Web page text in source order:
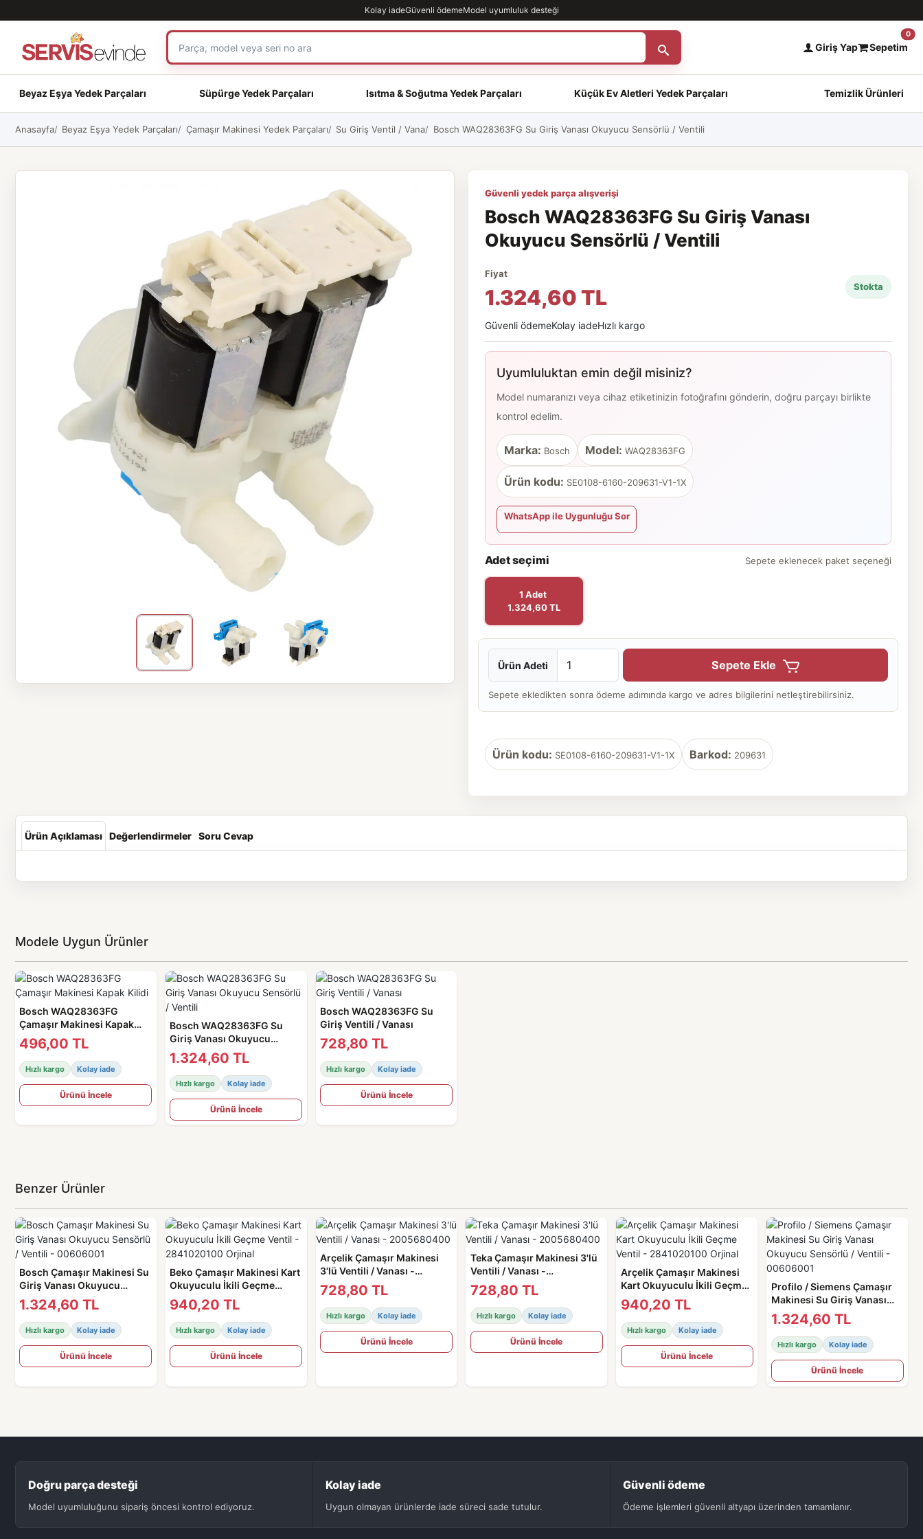
Kolay iadeGüvenli ödemeModel uyumluluk desteği
Giriş Yap Sepetim
0
Beyaz Eşya Yedek Parçaları Süpürge Yedek Parçaları Isıtma & Soğutma Yedek Parçaları Küçük Ev Aletleri Yedek Parçaları Temizlik Ürünleri
Anasayfa Beyaz Eşya Yedek Parçaları Çamaşır Makinesi Yedek Parçaları Su Giriş Ventil / Vana Bosch WAQ28363FG Su Giriş Vanası Okuyucu Sensörlü / Ventili
Güvenli yedek parça alışverişi
Bosch WAQ28363FG Su Giriş Vanası
Okuyucu Sensörlü / Ventili
Fiyat
1.324,60 TL Stokta
Güvenli ödemeKolay iadeHızlı kargo
Uyumluluktan emin değil misiniz?
Model numaranızı veya cihaz etiketinizin fotoğrafını gönderin, doğru parçayı birlikte
kontrol edelim.
Marka: Bosch Model: WAQ28363FG
Ürün kodu: SE0108-6160-209631-V1-1X
WhatsApp ile Uygunluğu Sor
Adet seçimi Sepete eklenecek paket seçeneği
1 Adet
1.324,60 TL
Ürün Adeti Sepete Ekle
Sepete ekledikten sonra ödeme adımında kargo ve adres bilgilerini netleştirebilirsiniz.
Ürün kodu: SE0108-6160-209631-V1-1X Barkod: 209631
Ürün Açıklaması Değerlendirmeler Soru Cevap
Modele Uygun Ürünler
Bosch WAQ28363FG
Çamaşır Makinesi Kapak
Kilidi
496,00 TL
Hızlı kargo Kolay iade
Ürünü İncele
Bosch WAQ28363FG Su
Giriş Vanası Okuyucu
Sensörlü / Ventili
1.324,60 TL
Hızlı kargo Kolay iade
Ürünü İncele
Bosch WAQ28363FG Su
Giriş Ventili / Vanası
728,80 TL
Hızlı kargo Kolay iade
Ürünü İncele
Benzer Ürünler
Bosch Çamaşır Makinesi Su
Giriş Vanası Okuyucu
Sensörlü / Ventili -
00606001
1.324,60 TL
Hızlı kargo Kolay iade
Ürünü İncele
Beko Çamaşır Makinesi Kart
Okuyuculu İkili Geçme
Ventil - 2841020100 Orjinal
940,20 TL
Hızlı kargo Kolay iade
Ürünü İncele
Arçelik Çamaşır Makinesi
3'lü Ventili / Vanası -
2005680400
728,80 TL
Hızlı kargo Kolay iade
Ürünü İncele
Teka Çamaşır Makinesi 3'lü
Ventili / Vanası -
2005680400
728,80 TL
Hızlı kargo Kolay iade
Ürünü İncele
Arçelik Çamaşır Makinesi
Kart Okuyuculu İkili Geçme
Ventil - 2841020100 Orjinal
940,20 TL
Hızlı kargo Kolay iade
Ürünü İncele
Profilo / Siemens Çamaşır
Makinesi Su Giriş Vanası
Okuyucu Sensörlü / Ventili -
00606001
1.324,60 TL
Hızlı kargo Kolay iade
Ürünü İncele
Doğru parça desteği
Model uyumluluğunu sipariş öncesi kontrol ediyoruz.
Kolay iade
Uygun olmayan ürünlerde iade süreci sade tutulur.
Güvenli ödeme
Ödeme işlemleri güvenli altyapı üzerinden tamamlanır.